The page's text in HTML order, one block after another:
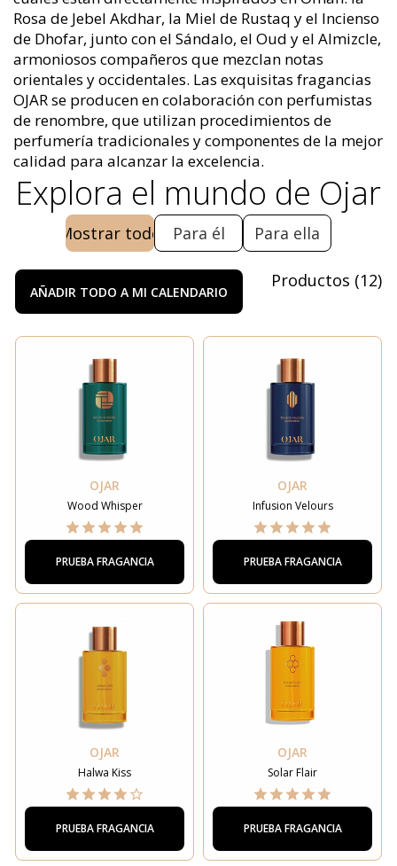
Rosa de Jebel Akdhar, la Miel de Rustaq y el Incienso
de Dhofar, junto con el Sándalo, el Oud y el Almizcle,
armoniosos compañeros que mezclan notas
orientales y occidentales. Las exquisitas fragancias
OJAR se producen en colaboración con perfumistas
de renombre, que utilizan procedimientos de
perfumería tradicionales y componentes de la mejor
calidad para alcanzar la excelencia.
Explora el mundo de Ojar
Mostrar todo Para él Para ella
AÑADIR TODO A MI CALENDARIO
Productos (12)
OJAR
Wood Whisper
PRUEBA FRAGANCIA
OJAR
Infusion Velours
PRUEBA FRAGANCIA
OJAR
Halwa Kiss
PRUEBA FRAGANCIA
OJAR
Solar Flair
PRUEBA FRAGANCIA